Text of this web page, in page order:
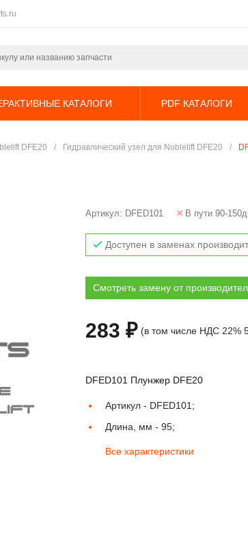
КАТАЛОГИ PDF КАТАЛОГИ
DFE20 / Гидравлический узел для Noblelift DFE20 /
Артикул: DFED101 В пути 90-
Доступен в заменах
Смотреть замену от
283 ₽ (в том числе НДС 22%
DFED101 Плунжер DFE20
Артикул - DFED101;
Длина, мм -95;
Все характеристики